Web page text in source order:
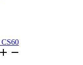
 